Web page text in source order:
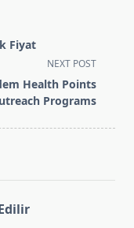
Fiyat
NEXT POST
Health Points
Programs